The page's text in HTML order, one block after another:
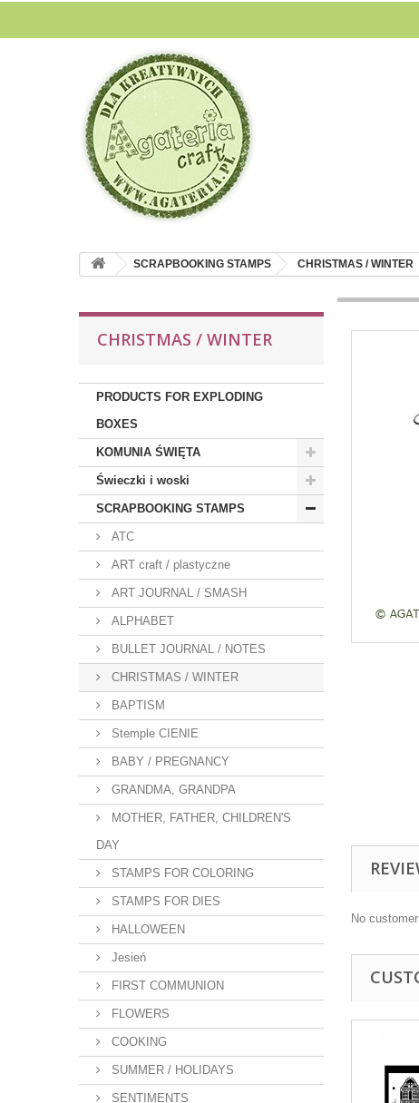
SCRAPBOOKING STAMPS CHRISTMAS / WINTER
CHRISTMAS / WINTER
PRODUCTS FOR EXPLODING
BOXES
KOMUNIA ŚWIĘTA
Świeczki i woski
SCRAPBOOKING STAMPS
ATC
ART craft / plastyczne
ART JOURNAL / SMASH
ALPHABET
BULLET JOURNAL / NOTES
CHRISTMAS / WINTER
BAPTISM
Stemple CIENIE
BABY / PREGNANCY
GRANDMA, GRANDPA
MOTHER, FATHER, CHILDREN'S
DAY
STAMPS FOR COLORING
STAMPS FOR DIES
HALLOWEEN
Jesień
FIRST COMMUNION
FLOWERS
COOKING
SUMMER / HOLIDAYS
SENTIMENTS
No